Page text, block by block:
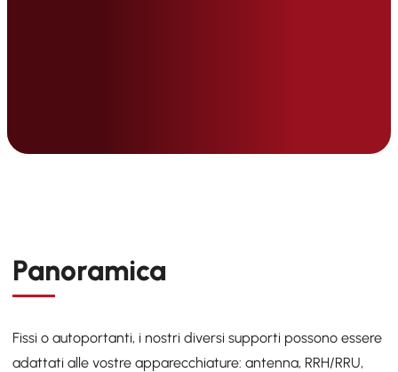
Panoramica
Fissi o autoportanti, i nostri diversi supporti possono essere
adattati alle vostre apparecchiature: antenna, RRH/RRU,